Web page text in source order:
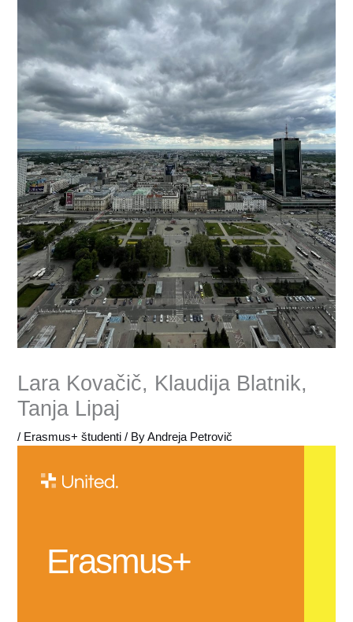
Lara Kovačič, Klaudija Blatnik,
Tanja Lipaj
/ Erasmus+ študenti / ByAndreja Petrovič
Erasmus+